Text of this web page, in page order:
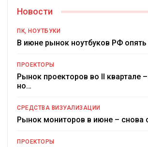
Новости
ПК, НОУТБУКИ
В июне рынок ноутбуков РФ опять
ПРОЕКТОРЫ
Рынок проекторов во II квартале
но…
СРЕДСТВА ВИЗУАЛИЗАЦИИ
Рынок мониторов в июне – снова
ПРОЕКТОРЫ